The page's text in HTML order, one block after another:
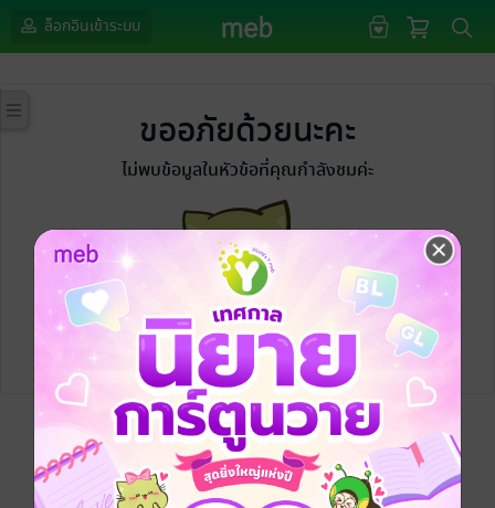
ล็อกอินเข้าระบบ
ขออภัยด้วยนะคะ
ไม่พบข้อมูลในหัวข้อที่คุณกำลังชมค่ะ